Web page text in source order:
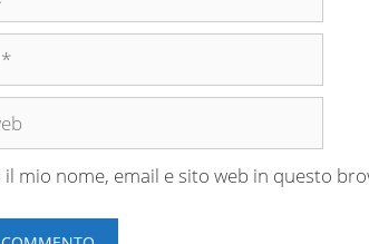
il mio nome, email e sito web in questo